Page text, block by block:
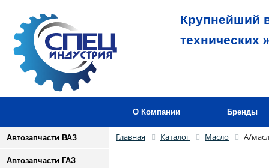
Крупнейший
технических
О Компании Бренды
Автозапчасти ВАЗ
Автозапчасти ГАЗ
Главная Каталог Масло А/